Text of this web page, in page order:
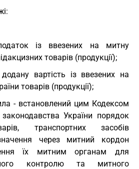
із ввезених на митну
товарів (продукції);
вартість із ввезених на
товарів (продукції);
- встановлений цим Кодексом
України порядок
транспортних засобів
через митний кордон
їх митним органам для
контролю та митного